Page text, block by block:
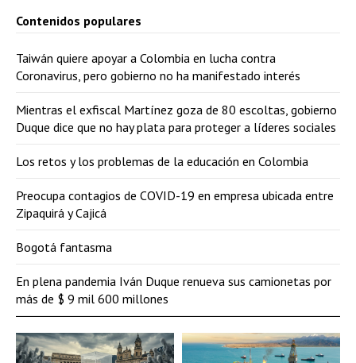
Contenidos populares
Taiwán quiere apoyar a Colombia en lucha contra
Coronavirus, pero gobierno no ha manifestado interés
Mientras el exfiscal Martínez goza de 80 escoltas, gobierno
Duque dice que no hay plata para proteger a líderes sociales
Los retos y los problemas de la educación en Colombia
Preocupa contagios de COVID-19 en empresa ubicada entre
Zipaquirá y Cajicá
Bogotá fantasma
En plena pandemia Iván Duque renueva sus camionetas por
más de $ 9 mil 600 millones